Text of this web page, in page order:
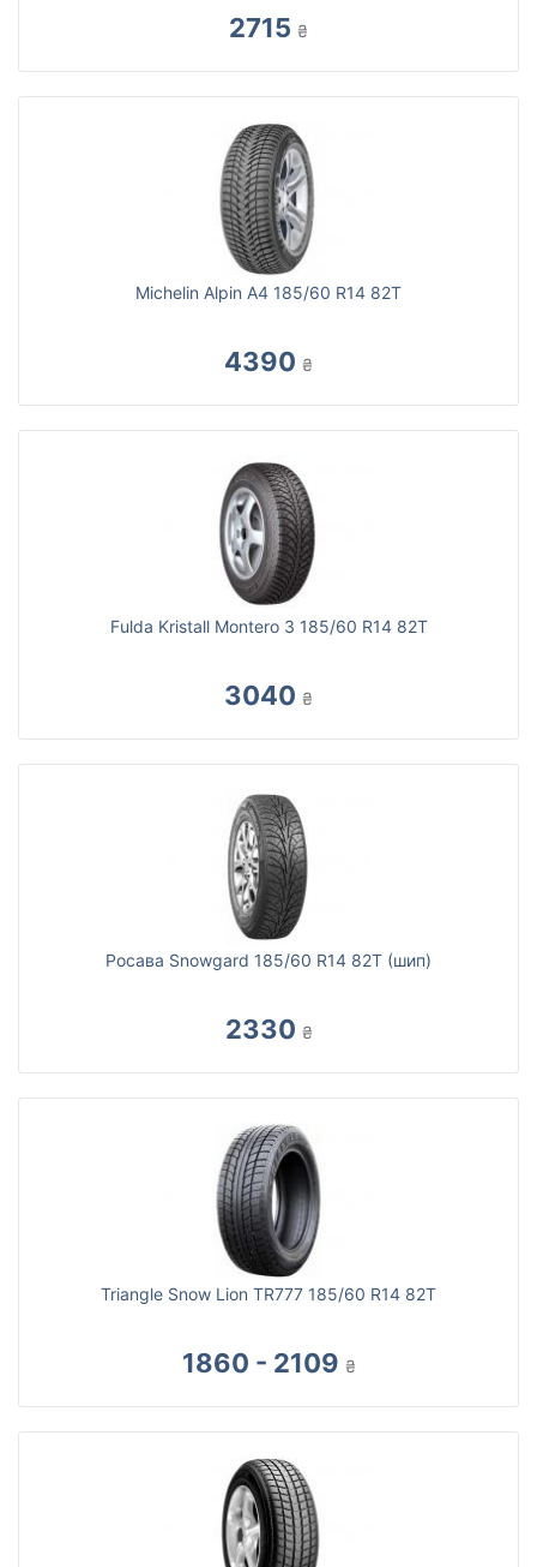
2715 ₴
Michelin Alpin A4 185/60 R14 82T
4390 ₴
Fulda Kristall Montero 3 185/60 R14 82T
3040 ₴
Росава Snowgard 185/60 R14 82T (шип)
2330 ₴
Triangle Snow Lion TR777 185/60 R14 82T
1860 - 2109 ₴